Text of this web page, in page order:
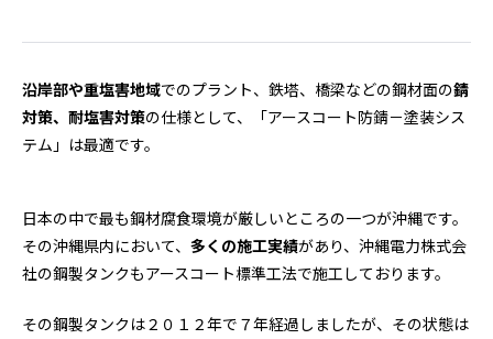
沿岸部や重塩害地域でのプラント、鉄塔、橋梁などの鋼材面の錆
対策、耐塩害対策の仕様として、「アースコート防錆－塗装シス
テム」は最適です。
日本の中で最も鋼材腐食環境が厳しいところの一つが沖縄です。
その沖縄県内において、 多くの施工実績があり、沖縄電力株式会
社の鋼製タンクもアースコート標準工法で施工しております。
その鋼製タンクは２０１２年で７年経過しましたが、その状態は